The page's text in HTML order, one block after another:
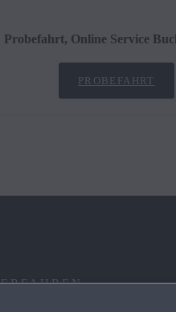
Probefahrt, Online Service
PROBEFAHRT